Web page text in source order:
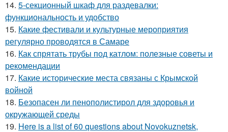
14. 5-секционный шкаф для раздевалки:
функциональность и удобство
15. Какие фестивали и культурные мероприятия
регулярно проводятся в Самаре
16. Как спрятать трубы под катлом: полезные советы и
рекомендации
17. Какие исторические места связаны с Крымской
войной
18. Безопасен ли пенополистирол для здоровья и
окружающей среды
19. Here is a list of 60 questions about Novokuznetsk,